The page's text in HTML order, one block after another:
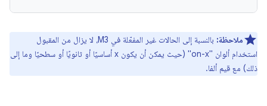
ملاحظة:
بالنسبة إلى الحالات غير المفعّلة في M3، لا يزال من المقبول
استخدام ألوان "on-x" (حيث يمكن أن يكون x أساسيًا أو ثانويًا أو سطحيًا وما إلى
ذلك) مع قيم ألفا.